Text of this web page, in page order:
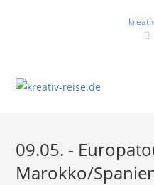
09.05. -
Marokko/